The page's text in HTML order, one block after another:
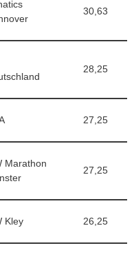
30,63
28,25
27,25
Marathon
27,25
Kley 26,25